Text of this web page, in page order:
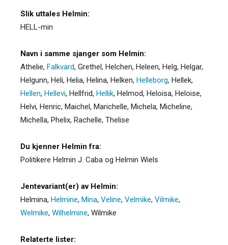
Slik uttales Helmin:
HELL-min
Navn i samme sjanger som Helmin:
Athelie, Falkvard, Grethel, Helchen, Heleen, Helg, Helgar,
Helgunn, Heli, Helia, Helina, Helken, Helleborg, Hellek,
Hellen, Hellevi, Hellfrid, Hellik, Helmod, Heloisa, Heloise,
Helvi, Henric, Maichel, Marichelle, Michela, Micheline,
Michella, Phelix, Rachelle, Thelise
Du kjenner Helmin fra:
Politikere Helmin J. Caba og Helmin Wiels
Jentevariant(er) av Helmin:
Helmina, Helmine, Mina, Veline, Velmike, Vilmike,
Welmike, Wilhelmine, Wilmike
Relaterte lister: